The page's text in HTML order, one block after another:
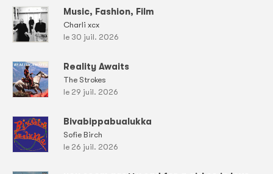
Music, Fashion, Film
Charli xcx
le 30 juil. 2026
Reality Awaits
The Strokes
le 29 juil. 2026
Bivabippabualukka
Sofie Birch
le 26 juil. 2026